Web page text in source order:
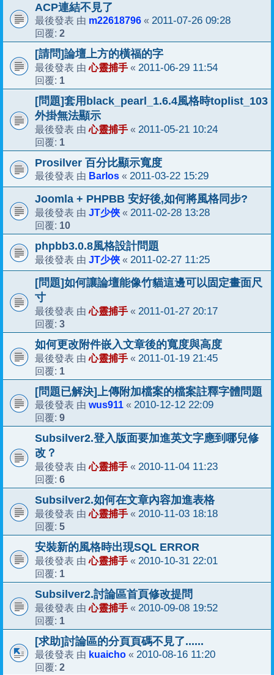
ACP連結不見了
最後發表 由 m22618796 « 2011-07-26 09:28
回覆: 2
[請問]論壇上方的橫福的字
最後發表 由心靈捕手 « 2011-06-29 11:54
回覆: 1
[問題]套用black_pearl_1.6.4風格時toplist_103
外掛無法顯示
最後發表 由心靈捕手 « 2011-05-21 10:24
回覆: 1
Prosilver 百分比顯示寬度
最後發表 由 Barlos « 2011-03-22 15:29
Joomla + PHPBB 安好後,如何將風格同步?
最後發表 由 JT少俠 « 2011-02-28 13:28
回覆: 10
phpbb3.0.8風格設計問題
最後發表 由 JT少俠 « 2011-02-27 11:25
[問題]如何讓論壇能像竹貓這邊可以固定畫面尺
寸
最後發表 由心靈捕手 « 2011-01-27 20:17
回覆: 3
如何更改附件嵌入文章後的寬度與高度
最後發表 由心靈捕手 « 2011-01-19 21:45
回覆: 1
[問題已解決]上傳附加檔案的檔案註釋字體問題
最後發表 由 wus911 « 2010-12-12 22:09
回覆: 9
Subsilver2.登入版面要加進英文字應到哪兒修
改？
最後發表 由心靈捕手 « 2010-11-04 11:23
回覆: 6
Subsilver2.如何在文章內容加進表格
最後發表 由心靈捕手 « 2010-11-03 18:18
回覆: 5
安裝新的風格時出現SQL ERROR
最後發表 由心靈捕手 « 2010-10-31 22:01
回覆: 1
Subsilver2.討論區首頁修改提問
最後發表 由心靈捕手 « 2010-09-08 19:52
回覆: 1
[求助]討論區的分頁頁碼不見了......
最後發表 由 kuaicho « 2010-08-16 11:20
回覆: 2